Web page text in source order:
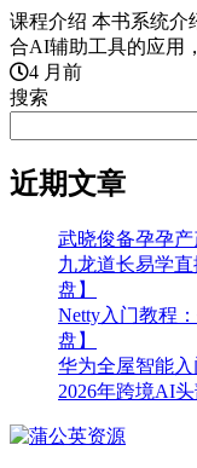
课程介绍 本书系统介
合AI辅助工具的应用
4 月前
搜索
近期文章
武晓俊备孕孕产
九龙道长易学
盘】
Netty入门教程
盘】
华为全屋智能入
2026年跨境AI